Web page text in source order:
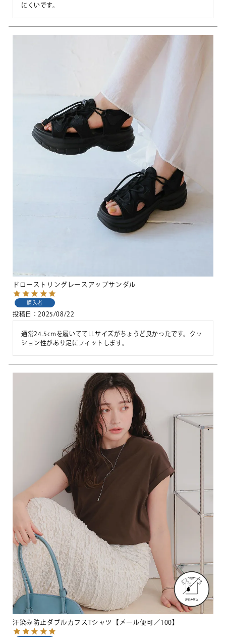
にくいです。
ドローストリングレースアップサンダル
購入者
投稿日 2025/08/22
通常24.5cmを履いててLLサイズがちょうど良かったです。クッ
ション性があり足にフィットします。
汗染み防止ダブルカフスTシャツ【メール便可／100】